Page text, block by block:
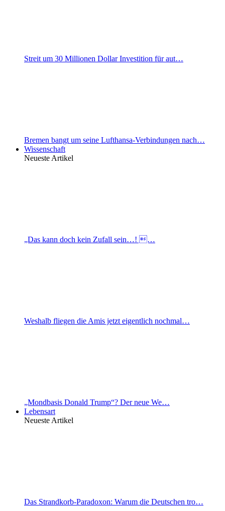
Streit um 30 Millionen Dollar Investition für aut…
Bremen bangt um seine Lufthansa-Verbindungen nach…
Wissenschaft
Neueste Artikel
„Das kann doch kein Zufall sein…! …
Weshalb fliegen die Amis jetzt eigentlich nochmal…
„Mondbasis Donald Trump“? Der neue We…
Lebensart
Neueste Artikel
Das Strandkorb-Paradoxon: Warum die Deutschen tro…